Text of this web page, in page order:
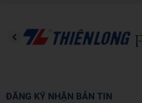
ĐĂNG KÝ NHẬN BẢN TIN